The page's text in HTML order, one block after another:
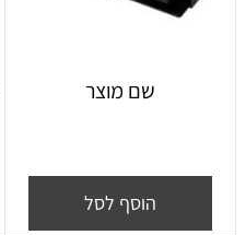
שם מוצר
הוסף לסל